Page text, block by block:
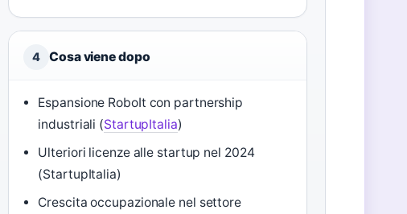
4 Cosa viene dopo
Espansione RoboIt con partnership
industriali (StartupItalia)
Ulteriori licenze alle startup nel 2024
(StartupItalia)
Crescita occupazionale nel settore